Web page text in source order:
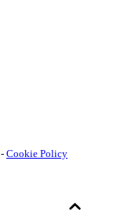
- Cookie Policy